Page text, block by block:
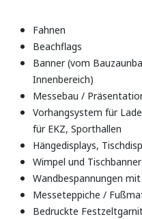
Fahnen
Beachflags
Banner (vom
Innenbereich)
Messebau /
Vorhangsystem für
für EKZ, Sporthallen
Hängedisplays,
Wimpel und Tischbanner
Wandbespannungen
Messeteppiche /
Bedruckte